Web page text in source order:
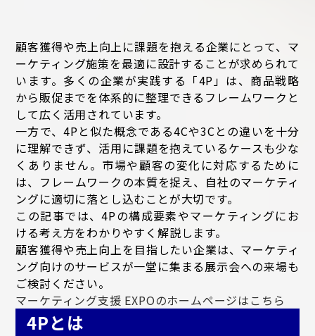
顧客獲得や売上向上に課題を抱える企業にとって、マ
ーケティング施策を最適に設計することが求められて
います。多くの企業が実践する「4P」は、商品戦略
から販促までを体系的に整理できるフレームワークと
して広く活用されています。
一方で、4Pと似た概念である4Cや3Cとの違いを十分
に理解できず、活用に課題を抱えているケースも少な
くありません。市場や顧客の変化に対応するために
は、フレームワークの本質を捉え、自社のマーケティ
ングに適切に落とし込むことが大切です。
この記事では、4Pの構成要素やマーケティングにお
ける考え方をわかりやすく解説します。
顧客獲得や売上向上を目指したい企業は、マーケティ
ング向けのサービスが一堂に集まる展示会への来場も
ご検討ください。
マーケティング支援 EXPOのホームページはこちら
4Pとは